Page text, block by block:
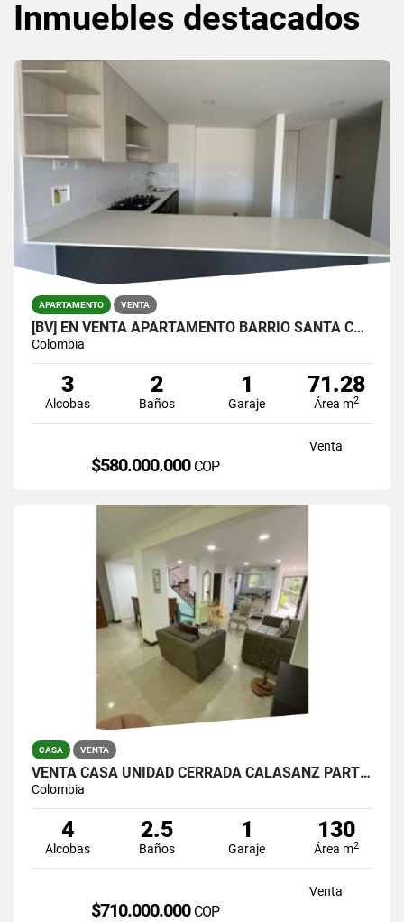
Inmuebles destacados
APARTAMENTO VENTA
[BV] EN VENTA APARTAMENTO BARRIO SANTA CATALINA, SURAMÉRICA, ITAGÜÍ
Colombia
3
Alcobas
2
Baños
1
Garaje
71.28
Área m2
Venta
$580.000.000 COP
CASA VENTA
VENTA CASA UNIDAD CERRADA CALASANZ PARTE BAJA
Colombia
4
Alcobas
2.5
Baños
1
Garaje
130
Área m2
Venta
$710.000.000 COP